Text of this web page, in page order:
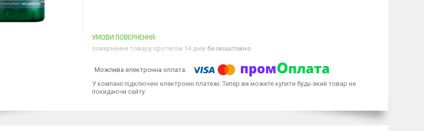
повернення товару протягом 14 днів безкоштовно
У компанії підключені електронні платежі. Тепер ви можете купити будь-який товар не
покидаючи сайту.